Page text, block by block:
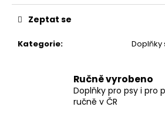
Kategorie: Doplňky
Zeptat se
Ručně vyrobeno
Doplňky pro psy i pro
ručně v ČR
p
o
u